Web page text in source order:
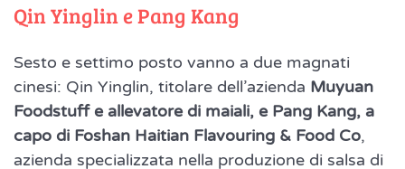
Qin Yinglin e Pang Kang
Sesto e settimo posto vanno a due magnati
cinesi: Qin Yinglin, titolare dell’azienda Muyuan
Foodstuff e allevatore di maiali, e Pang Kang, a
capo di Foshan Haitian Flavouring & Food Co,
azienda specializzata nella produzione di salsa di